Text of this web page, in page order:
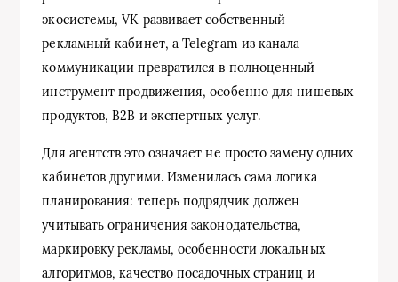
экосистемы, VK развивает собственный
рекламный кабинет, а Telegram из канала
коммуникации превратился в полноценный
инструмент продвижения, особенно для нишевых
продуктов, B2B и экспертных услуг.
Для агентств это означает не просто замену одних
кабинетов другими. Изменилась сама логика
планирования: теперь подрядчик должен
учитывать ограничения законодательства,
маркировку рекламы, особенности локальных
алгоритмов, качество посадочных страниц и